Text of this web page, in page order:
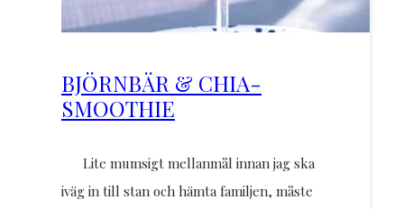
BJÖRNBÄR & CHIA-
SMOOTHIE
Lite mumsigt mellanmål innan jag ska
iväg in till stan och hämta familjen, måste